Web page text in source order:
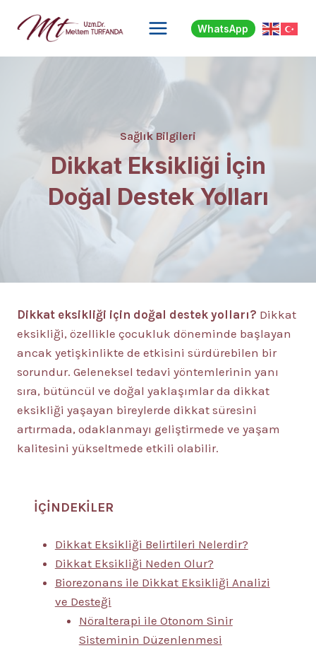
WhatsApp
Sağlık Bilgileri
Dikkat Eksikliği İçin
Doğal Destek Yolları
Dikkat eksikliği için doğal destek yolları? Dikkat
eksikliği, özellikle çocukluk döneminde başlayan
ancak yetişkinlikte de etkisini sürdürebilen bir
sorundur. Geleneksel tedavi yöntemlerinin yanı
sıra, bütüncül ve doğal yaklaşımlar da dikkat
eksikliği yaşayan bireylerde dikkat süresini
artırmada, odaklanmayı geliştirmede ve yaşam
kalitesini yükseltmede etkili olabilir.
İÇİNDEKİLER
Dikkat Eksikliği Belirtileri Nelerdir?
Dikkat Eksikliği Neden Olur?
Biorezonans ile Dikkat Eksikliği Analizi
ve Desteği
Nöralterapi ile Otonom Sinir
Sisteminin Düzenlenmesi